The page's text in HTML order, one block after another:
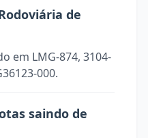
de
em LMG-874, 3104-
000.
saindo de